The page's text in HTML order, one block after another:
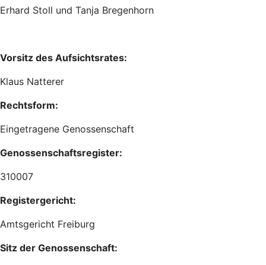
Erhard Stoll und Tanja Bregenhorn
Vorsitz des Aufsichtsrates:
Klaus Natterer
Rechtsform:
Eingetragene Genossenschaft
Genossenschaftsregister:
310007
Registergericht:
Amtsgericht Freiburg
Sitz der Genossenschaft: